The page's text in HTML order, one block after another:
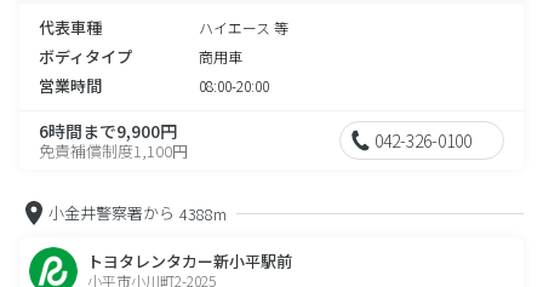
代表車種 ハイエース 等
ボディタイプ 商用車
営業時間 08:00-20:00
6時間まで9,900円
免責補償制度1,100円 042-326-0100
小金井警察署から 4388m
トヨタレンタカー新小平駅前
小平市小川町2-2025